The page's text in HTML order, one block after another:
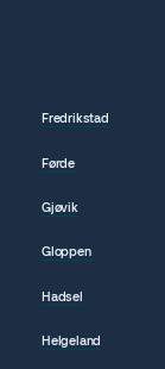
Fredrikstad
Førde
Gjøvik
Gloppen
Hadsel
Helgeland